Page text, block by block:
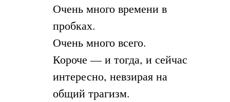
Очень много времени в
пробках.
Очень много всего.
Короче — и тогда, и сейчас
интересно, невзирая на
общий трагизм.